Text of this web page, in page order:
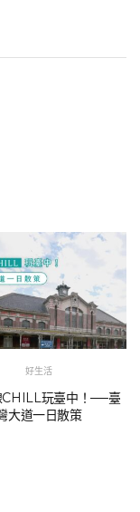
好生活
CHILL玩臺中！──臺
大道一日散策